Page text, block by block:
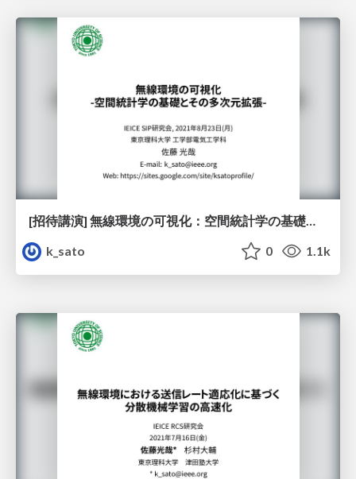
[招待講演] 無線環境の可視化：空間統計学の基礎とその多次元拡張
k_sato
0 1.1k